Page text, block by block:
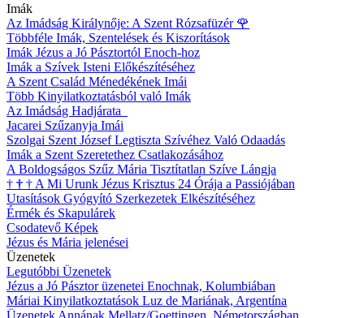
Imák
Az Imádság Királynője: A Szent Rózsafüzér 🌹
Többféle Imák, Szentelések és Kiszorítások
Imák Jézus a Jó Pásztortól Enoch-hoz
Imák a Szívek Isteni Előkészítéséhez
A Szent Család Ménedékének Imái
Több Kinyilatkoztatásból való Imák
Az Imádság Hadjárata
Jacarei Szűzanyja Imái
Szolgai Szent József Legtiszta Szívéhez Való Odaadás
Imák a Szent Szeretethez Csatlakozásához
A Boldogságos Szűz Mária Tisztítatlan Szíve Lángja
† † † A Mi Urunk Jézus Krisztus 24 Órája a Passiójában
Utasítások Gyógyító Szerkezetek Elkészítéséhez
Érmék és Skapulárek
Csodatevő Képek
Jézus és Mária jelenései
Üzenetek
Legutóbbi Üzenetek
Jézus a Jó Pásztor üzenetei Enochnak, Kolumbiában
Máriai Kinyilatkoztatások Luz de Mariának, Argentína
Üzenetek Annának Mellatz/Goettingen, Németországban